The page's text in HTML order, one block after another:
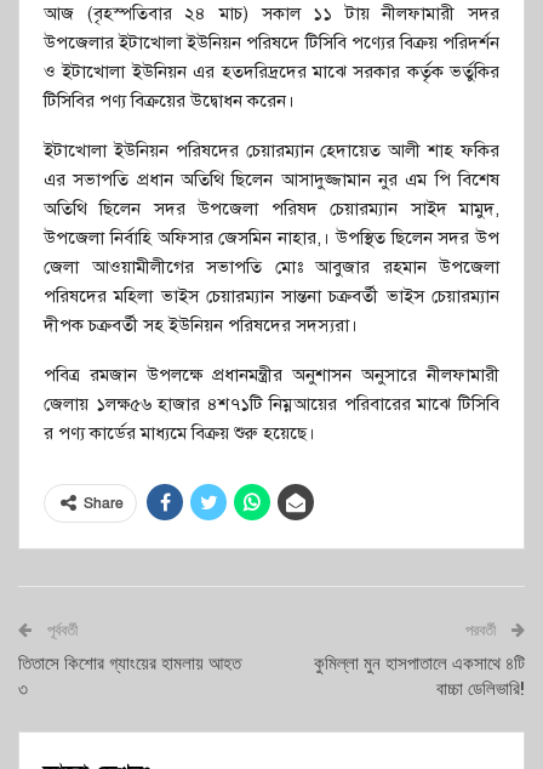
আজ (বৃহস্পতিবার ২৪ মাচ) সকাল ১১ টায় নীলফামারী সদর
উপজেলার ইটাখোলা ইউনিয়ন পরিষদে টিসিবি পণ্যের বিক্রয় পরিদর্শন
ও ইটাখোলা ইউনিয়ন এর হতদরিদ্রদের মাঝে সরকার কর্তৃক ভর্তুকির
টিসিবির পণ্য বিক্রয়ের উদ্বোধন করেন।
ইটাখোলা ইউনিয়ন পরিষদের চেয়ারম্যান হেদায়েত আলী শাহ ফকির
এর সভাপতি প্রধান অতিথি ছিলেন আসাদুজ্জামান নুর এম পি বিশেষ
অতিথি ছিলেন সদর উপজেলা পরিষদ চেয়ারম্যান সাইদ মামুদ,
উপজেলা নির্বাহি অফিসার জেসমিন নাহার,। উপস্থিত ছিলেন সদর উপ
জেলা আওয়ামীলীগের সভাপতি মোঃ আবুজার রহমান উপজেলা
পরিষদের মহিলা ভাইস চেয়ারম্যান সান্তনা চক্রবর্তী ভাইস চেয়ারম্যান
দীপক চক্রবর্তী সহ ইউনিয়ন পরিষদের সদস্যরা।
পবিত্র রমজান উপলক্ষে প্রধানমন্ত্রীর অনুশাসন অনুসারে নীলফামারী
জেলায় ১লক্ষ৫৬ হাজার ৪শ৭১টি নিম্নআয়ের পরিবারের মাঝে টিসিবি
র পণ্য কার্ডের মাধ্যমে বিক্রয় শুরু হয়েছে।
Share
পূর্ববর্তী
তিতাসে কিশোর গ্যাংয়ের হামলায় আহত
৩
পরবর্তী
কুমিল্লা মুন হাসপাতালে একসাথে ৪টি
বাচ্চা ডেলিভারি!